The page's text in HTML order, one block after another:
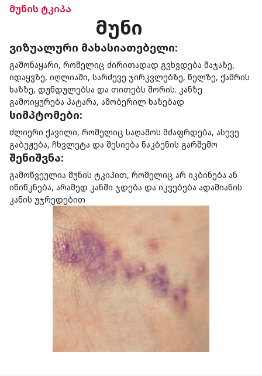
მუნის ტკიპა
მუნი
ვიზუალური მახასიათებელი:
გამონაყარი, რომელიც ძირითადად გვხვდება მაჯაზე,
იდაყვზე, იღლიაში, სარძევე ჯირკვლებზე, წელზე, ქამრის
ხაზზე, დუნდულებსა და თითებს შორის. კანზე
გამოიყურება პატარა, ამობერილ ხაზებად
სიმპტომები:
ძლიერი ქავილი, რომელიც საღამოს მძაფრდება, ასევე
გაბუჟება, ჩხვლეტა და შესიება ნაკბენის გარშემო
შენიშვნა:
გამოწვეულია მუნის ტკიპით, რომელიც არ იკბინება ან
იწიწკნება, არამედ კანში ჯდება და იკვებება ადამიანის
კანის უჯრედებით